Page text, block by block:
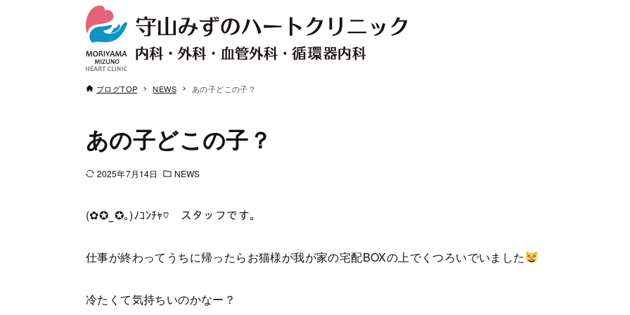
ブログTOP NEWS あの子どこの子？
あの子どこの子？
2025年7月14日 NEWS
(✿✪‿✪｡)ﾉｺﾝﾁｬ♡ スタッフです。
仕事が終わってうちに帰ったらお猫様が我が家の宅配BOXの上でくつろいでいました
冷たくて気持ちいのかなー？